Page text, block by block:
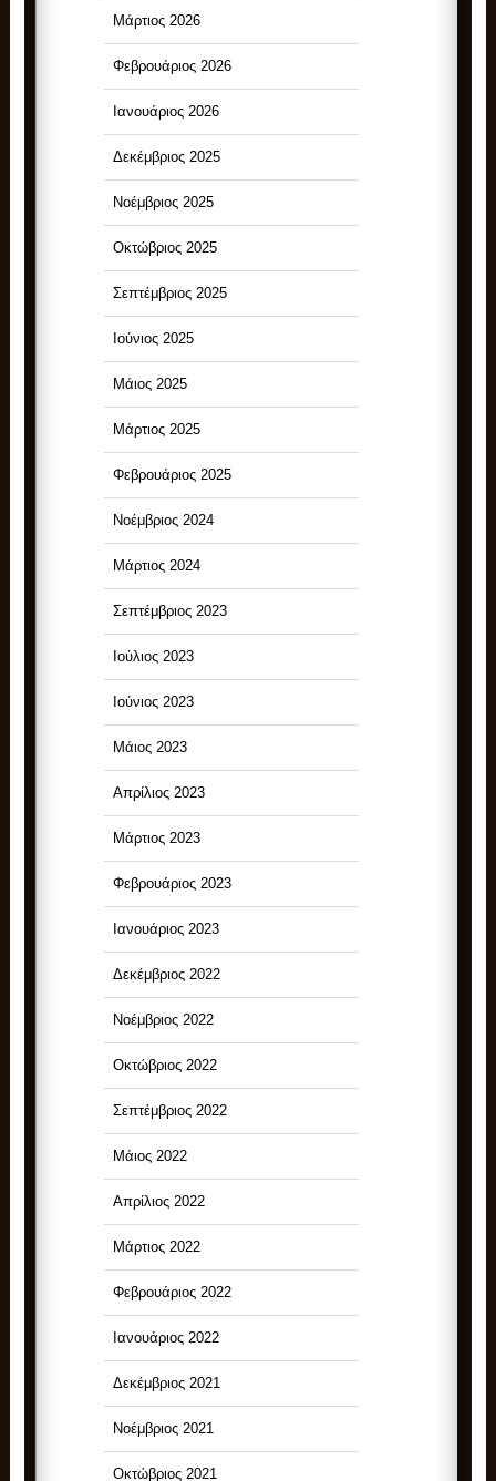
Μάρτιος 2026
Φεβρουάριος 2026
Ιανουάριος 2026
Δεκέμβριος 2025
Νοέμβριος 2025
Οκτώβριος 2025
Σεπτέμβριος 2025
Ιούνιος 2025
Μάιος 2025
Μάρτιος 2025
Φεβρουάριος 2025
Νοέμβριος 2024
Μάρτιος 2024
Σεπτέμβριος 2023
Ιούλιος 2023
Ιούνιος 2023
Μάιος 2023
Απρίλιος 2023
Μάρτιος 2023
Φεβρουάριος 2023
Ιανουάριος 2023
Δεκέμβριος 2022
Νοέμβριος 2022
Οκτώβριος 2022
Σεπτέμβριος 2022
Μάιος 2022
Απρίλιος 2022
Μάρτιος 2022
Φεβρουάριος 2022
Ιανουάριος 2022
Δεκέμβριος 2021
Νοέμβριος 2021
Οκτώβριος 2021